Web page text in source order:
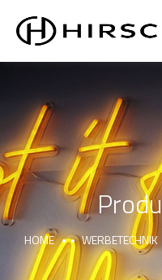
HOME WERBETECHNIK